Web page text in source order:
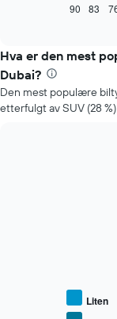
seg
jo
nærmere
man
kommer
bestillingen
Diagrammets
90 83
Hva er den mest
Dubai?
Den mest populære
etterfulgt av SUV (28
Liten